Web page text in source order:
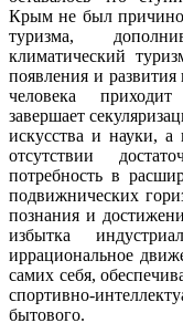
Крым не был
туризма,
климатический
появления и
человека
завершает
искусства и науки,
отсутствии
потребность в
подвижнических
познания и
избытка
иррациональное
самих себя,
спортивно-
бытового.